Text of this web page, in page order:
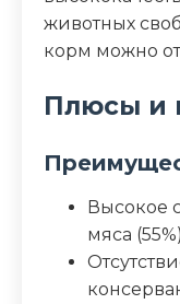
животных
корм можно
Плюсы и
Высокое
мяса (55%)